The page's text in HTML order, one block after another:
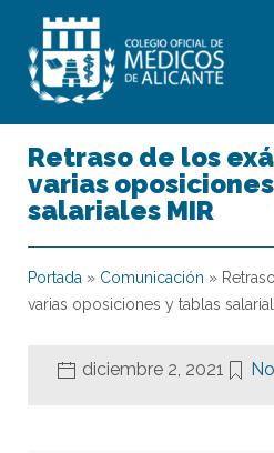
Retraso de los
varias
salariales MIR
Portada » Comunicación »
varias oposiciones y tablas
diciembre 2, 2021